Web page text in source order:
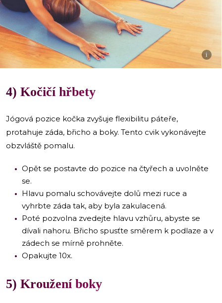
i
4) Kočičí hřbety
Jógová pozice kočka zvyšuje flexibilitu páteře,
protahuje záda, břicho a boky. Tento cvik vykonávejte
obzvláště pomalu.
Opět se postavte do pozice na čtyřech a uvolněte
se.
Hlavu pomalu schovávejte dolů mezi ruce a
vyhrbte záda tak, aby byla zakulacená.
Poté pozvolna zvedejte hlavu vzhůru, abyste se
dívali nahoru. Břicho spusťte směrem k podlaze a v
zádech se mírně prohněte.
Opakujte 10x.
5) Kroužení boky